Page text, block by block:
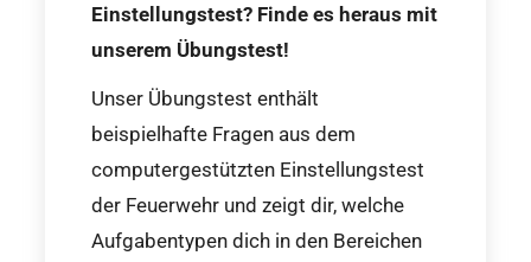
Einstellungstest? Finde es heraus mit
unserem Übungstest!
Unser Übungstest enthält
beispielhafte Fragen aus dem
computergestützten Einstellungstest
der Feuerwehr und zeigt dir, welche
Aufgabentypen dich in den Bereichen